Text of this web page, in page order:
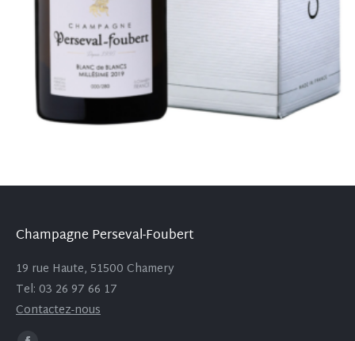
Champagne Perseval-Foubert
19 rue Haute, 51500 Chamery
Tel: 03 26 97 66 17
Contactez-nous